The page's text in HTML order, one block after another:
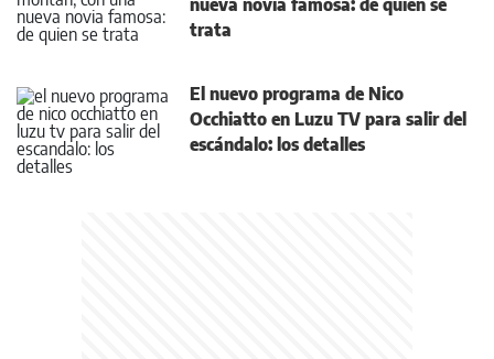
nueva novia famosa: de quién se
trata
El nuevo programa de Nico
Occhiatto en Luzu TV para salir del
escándalo: los detalles